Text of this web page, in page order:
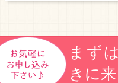
まず
きに